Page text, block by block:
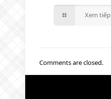
Xem tiếp
Comments are closed.